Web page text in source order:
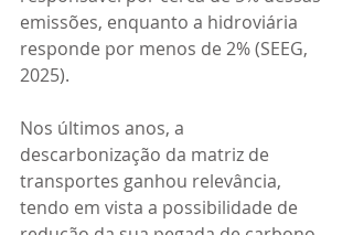
emissões, enquanto a hidroviária
responde por menos de 2% (SEEG,
2025).
Nos últimos anos, a
descarbonização da matriz de
transportes ganhou relevância,
tendo em vista a possibilidade de